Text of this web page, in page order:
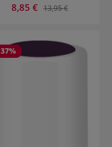
Verkaufspreis:
8,85 € Regulärer Preis:
13,95 €
37%